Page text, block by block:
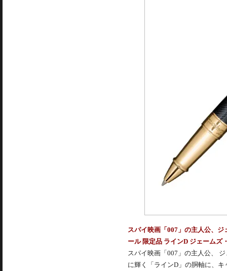
スパイ映画「007」の主人公、
ール 限定品 ラインD ジェームズ
スパイ映画「007」の主人公、
に輝く「ラインD」の胴軸に、